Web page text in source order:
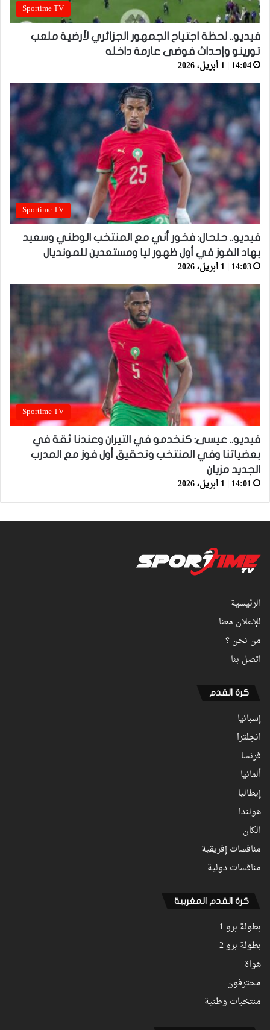
Sportime TV
فيديو.. لحظة اجتياح الجمهور الجزائري لأرضية ملعب
تورينو وإحداث فوضى عارمة داخله
14:04 | 1 أبريل، 2026
Sportime TV
فيديو.. حلحال: فخور أني مع المنتخب الوطني وسعيد
بهاد الفوز في أول ظهور ليا ومستعدين للمونديال
14:03 | 1 أبريل، 2026
Sportime TV
فيديو.. عيسى: كنخدمو في التيران وعندنا ثقة في
بعضياتنا وفي المنتخب وتحقيق أول فوز مع المدرب
الجديد مزيان
14:01 | 1 أبريل، 2026
الرئيسية
للإعلان معنا
من نحن ؟
اتصل بنا
كرة القدم
إسبانيا
انجلترا
فرنسا
ألمانيا
إيطاليا
هولندا
الكان
منافسات إفريقية
منافسات دولية
كرة القدم المغربية
بطولة برو 1
بطولة برو 2
هواة
محترفون
منتخبات وطنية